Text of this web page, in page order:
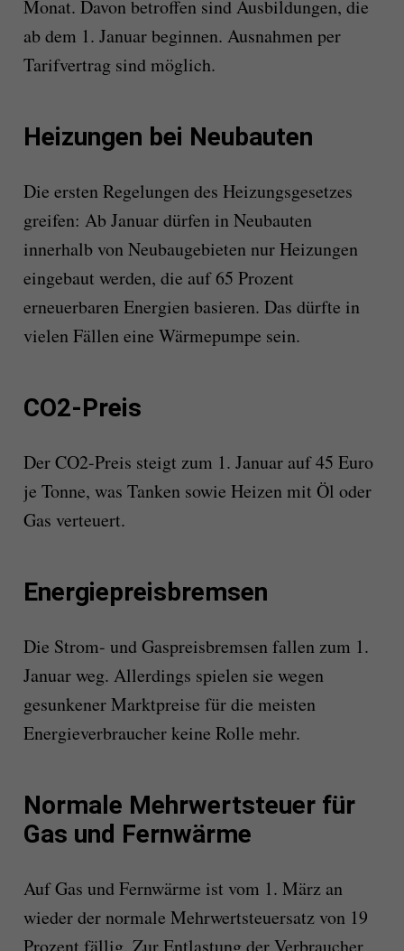
Monat. Davon betroffen sind Ausbildungen, die
ab dem 1. Januar beginnen. Ausnahmen per
Tarifvertrag sind möglich.
Heizungen bei Neubauten
Die ersten Regelungen des Heizungsgesetzes
greifen: Ab Januar dürfen in Neubauten
innerhalb von Neubaugebieten nur Heizungen
eingebaut werden, die auf 65 Prozent
erneuerbaren Energien basieren. Das dürfte in
vielen Fällen eine Wärmepumpe sein.
CO2-Preis
Der CO2-Preis steigt zum 1. Januar auf 45 Euro
je Tonne, was Tanken sowie Heizen mit Öl oder
Gas verteuert.
Energiepreisbremsen
Die Strom- und Gaspreisbremsen fallen zum 1.
Januar weg. Allerdings spielen sie wegen
gesunkener Marktpreise für die meisten
Energieverbraucher keine Rolle mehr.
Normale Mehrwertsteuer für
Gas und Fernwärme
Auf Gas und Fernwärme ist vom 1. März an
wieder der normale Mehrwertsteuersatz von 19